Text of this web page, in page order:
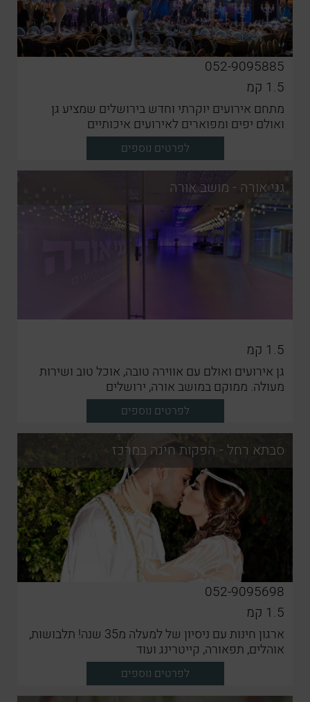
052-9095885
1.5 קמ
מתחם אירועים יוקרתי וחדש בירושלים שמציע גן
ואולם יפים ומפוארים לאירועים איכותיים
לפרטים נוספים
גני אורה - מושב אורה
1.5 קמ
גן אירועים ואולם עם אווירה טובה, אוכל טוב ושירות
מעולה. ממוקם במושב אורה, ירושלים
לפרטים נוספים
סבתא רחל - הפקות חינה במרכז
052-9095698
1.5 קמ
ארגון חינות עם ניסיון של למעלה מ35 שנה! תלבושות,
אוהלים, תפאורה, קייטרינג ועוד
לפרטים נוספים